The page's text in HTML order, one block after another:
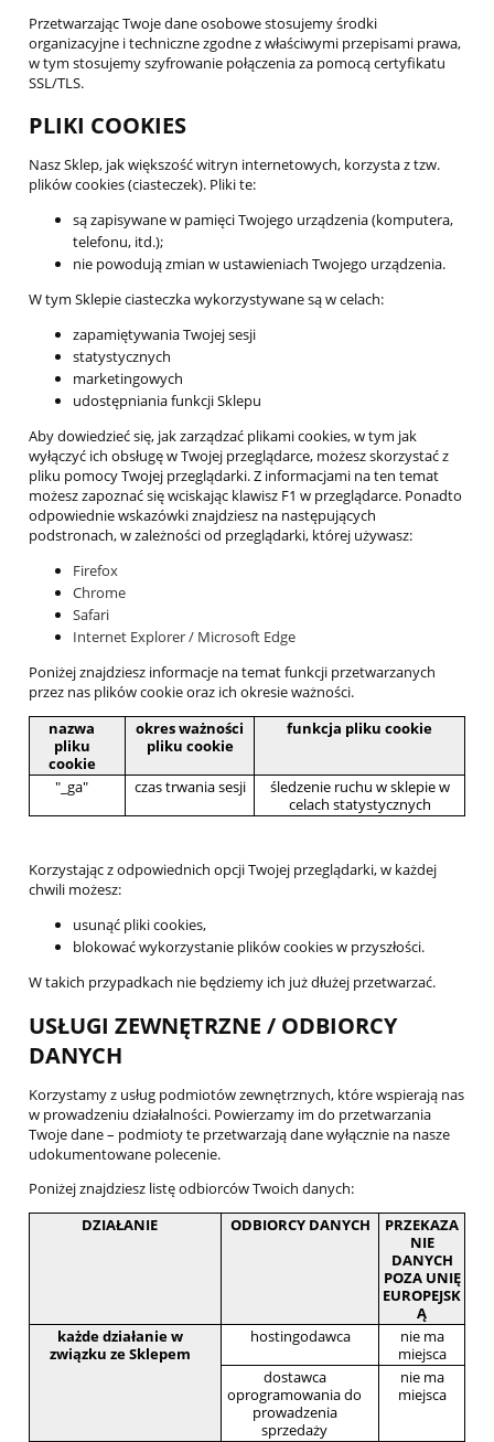
Przetwarzając Twoje dane osobowe stosujemy środki
organizacyjne i techniczne zgodne z właściwymi przepisami prawa,
w tym stosujemy szyfrowanie połączenia za pomocą certyfikatu
SSL/TLS.
PLIKI COOKIES
Nasz Sklep, jak większość witryn internetowych, korzysta z tzw.
plików cookies (ciasteczek). Pliki te:
są zapisywane w pamięci Twojego urządzenia (komputera,
telefonu, itd.);
nie powodują zmian w ustawieniach Twojego urządzenia.
W tym Sklepie ciasteczka wykorzystywane są w celach:
zapamiętywania Twojej sesji
statystycznych
marketingowych
udostępniania funkcji Sklepu
Aby dowiedzieć się, jak zarządzać plikami cookies, w tym jak
wyłączyć ich obsługę w Twojej przeglądarce, możesz skorzystać z
pliku pomocy Twojej przeglądarki. Z informacjami na ten temat
możesz zapoznać się wciskając klawisz F1 w przeglądarce. Ponadto
odpowiednie wskazówki znajdziesz na następujących
podstronach, w zależności od przeglądarki, której używasz:
Firefox
Chrome
Safari
Internet Explorer / Microsoft Edge
Poniżej znajdziesz informacje na temat funkcji przetwarzanych
przez nas plików cookie oraz ich okresie ważności.
nazwa
pliku
cookie
okres ważności
pliku cookie
funkcja pliku cookie
"_ga" czas trwania sesji
śledzenie ruchu w sklepie w
celach statystycznych
Korzystając z odpowiednich opcji Twojej przeglądarki, w każdej
chwili możesz:
usunąć pliki cookies,
blokować wykorzystanie plików cookies w przyszłości.
W takich przypadkach nie będziemy ich już dłużej przetwarzać.
USŁUGI ZEWNĘTRZNE / ODBIORCY
DANYCH
Korzystamy z usług podmiotów zewnętrznych, które wspierają nas
w prowadzeniu działalności. Powierzamy im do przetwarzania
Twoje dane – podmioty te przetwarzają dane wyłącznie na nasze
udokumentowane polecenie.
Poniżej znajdziesz listę odbiorców Twoich danych:
DZIAŁANIE
ODBIORCY DANYCH
PRZEKAZA
NIE
DANYCH
POZA UNIĘ
EUROPEJSK
Ą
każde działanie w
związku ze Sklepem
hostingodawca
nie ma
miejsca
dostawca
oprogramowania do
prowadzenia
sprzedaży
nie ma
miejsca